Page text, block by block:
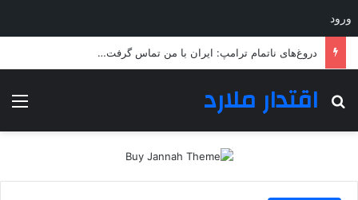
ورود
دروغ‌های ناتمام ترامپ: ایران با من تماس گرفت…
اقتدار ملارد
جستجو برای